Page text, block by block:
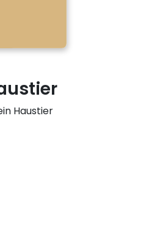
Haustier